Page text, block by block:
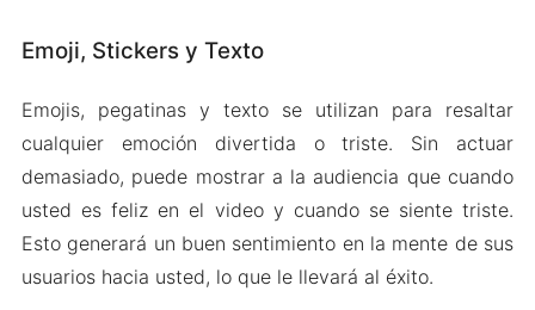
Emoji, Stickers y Texto
Emojis, pegatinas y texto se utilizan para resaltar
cualquier emoción divertida o triste. Sin actuar
demasiado, puede mostrar a la audiencia que cuando
usted es feliz en el video y cuando se siente triste.
Esto generará un buen sentimiento en la mente de sus
usuarios hacia usted, lo que le llevará al éxito.